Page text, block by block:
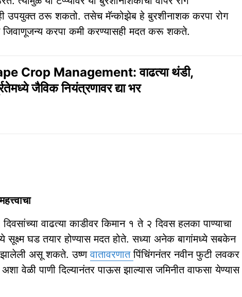
उपयुक्त ठरू शकतो. तसेच मॅन्कोझेब हे बुरशीनाशक करपा रोग
जिवाणूजन्य करपा कमी करण्यासही मदत करू शकते.
Crop Management: वाढत्या थंडी,
जैविक नियंत्रणावर द्या भर
वाढत्या काडीवर किमान १ ते २ दिवस हलका पाण्याचा
घड तयार होण्यास मदत होते. सध्या अनेक बागांमध्ये सबकेन
झालेली असू शकते. उष्णवातावरणातपिंचिंगनंतर नवीन फुटी लवकर
अशा वेळी पाणी दिल्यानंतर पाऊस झाल्यास जमिनीत वाफसा येण्यास